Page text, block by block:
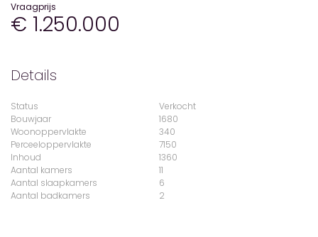
Vraagprijs
€ 1.250.000
Details
Status
Verkocht
Bouwjaar
1680
Woonoppervlakte
340
Perceeloppervlakte
7150
Inhoud
1360
Aantal kamers
11
Aantal slaapkamers
6
Aantal badkamers
2